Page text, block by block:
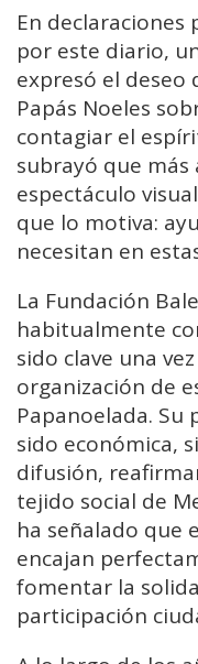
En declaraciones
por este diario,
expresó el deseo
Papás Noeles
contagiar el
subrayó que más
espectáculo
que lo motiva:
necesitan en
La Fundación
habitualmente
sido clave una
organización de
Papanoelada. Su
sido económica,
difusión,
tejido social de
ha señalado que
encajan
fomentar la
participación